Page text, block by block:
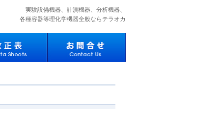
実験設備機器、計測機器、分析機器、
各種容器等理化学機器全般ならテラオカ